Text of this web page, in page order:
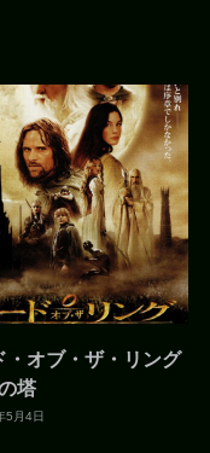
・オブ・ザ・リング
塔
5月4日